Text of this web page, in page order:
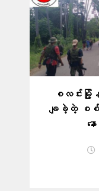
စလင်းမ
ချခဲ့တဲ့ စ
န